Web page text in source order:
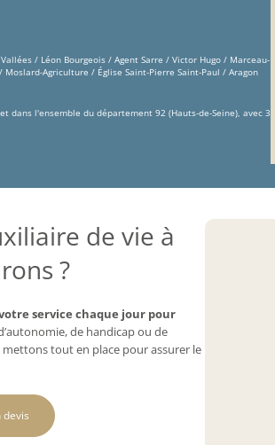
/ Léon Bourgeois / Agent Sarre / Victor Hugo / Marceau-
Agriculture / Église Saint-Pierre Saint-Paul / Aragon
dans l'ensemble du département 92 (Hauts-de-Seine), avec 3
de vie à
?
service chaque jour pour
de handicap ou de
tout en place pour assurer le
devis